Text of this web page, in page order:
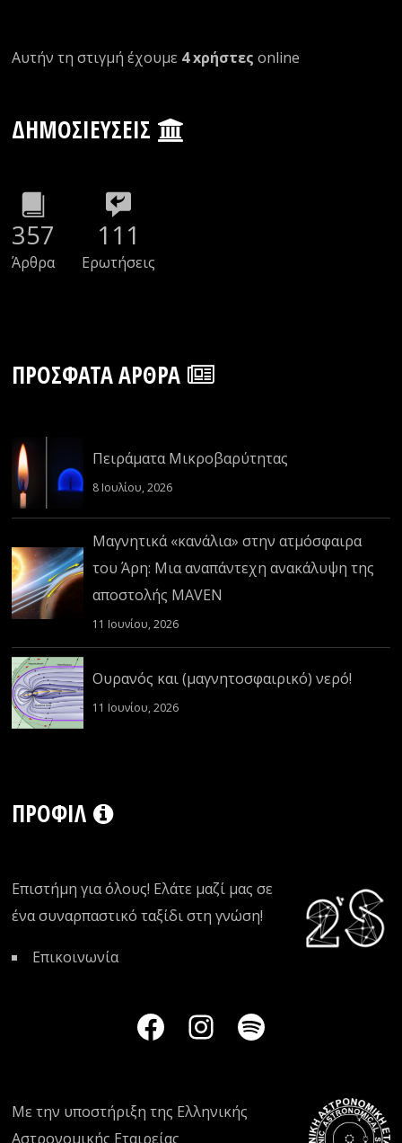
Αυτήν τη στιγμή έχουμε 4 xρήστες οnline
ΔΗΜΟΣΙΕΎΣΕΙΣ
357
Άρθρα
111
Ερωτήσεις
ΠΡΌΣΦΑΤΑ ΆΡΘΡΑ
Πειράματα Μικροβαρύτητας
8 Ιουλίου, 2026
Μαγνητικά «κανάλια» στην ατμόσφαιρα
του Άρη: Μια αναπάντεχη ανακάλυψη της
αποστολής MAVEN
11 Ιουνίου, 2026
Ουρανός και (μαγνητοσφαιρικό) νερό!
11 Ιουνίου, 2026
ΠΡΟΦΊΛ
Επιστήμη για όλους! Ελάτε μαζί μας σε
ένα συναρπαστικό ταξίδι στη γνώση!
Επικοινωνία
Με την υποστήριξη της Ελληνικής
Αστρονομικής Εταιρείας